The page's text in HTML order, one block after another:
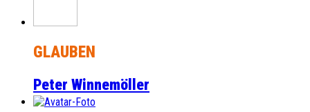
GLAUBEN
Peter Winnemöller